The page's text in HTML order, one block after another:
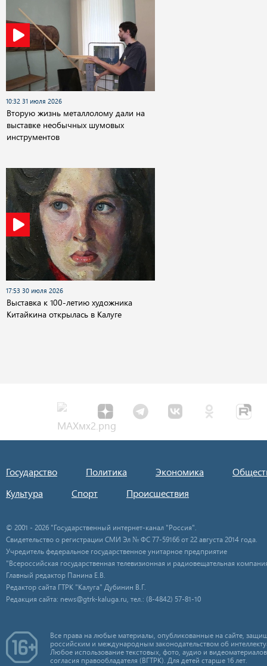
10:32 31 июля 2026
Вторую жизнь металлолому дали на
выставке необычных шумовых
инструментов
17:53 30 июля 2026
Выставка к 100-летию художника
Китайкина открылась в Калуге
Государство Политика Экономика
Культура
Спорт Происшествия
© 2001 - 2026 "Государственный интернет-канал "Россия".
Свидетельство о регистрации СМИ Эл № ФС 77-59166 от 22 августа 2014 года.
Учредитель федеральное государственное унитарное предприятие
"Всероссийская государственная телевизионная и радиовещательная
Главный редактор Панина Е.В.
Редактор сайта ГТРК "Калуга" Дубинин В.Г.
Редакция сайта: news@gtrk-kaluga.ru, тел.: (8-4842) 57-81-10
Все права на любые материалы, опубликованные на сайте,
российским и международным законодательством об
Любое использование текстовых, фото, аудио и
согласия правообладателя (ВГТРК). Для детей старше 16 лет.